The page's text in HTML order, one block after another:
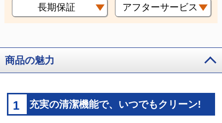
長期保証 アフターサービス
商品の魅力
1 充実の清潔機能で、いつでもクリーン!